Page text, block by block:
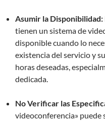
Asumir la Disponibilidad:
tienen un sistema de
disponible cuando lo
existencia del servicio y
horas deseadas,
dedicada.
No Verificar las
videoconferencia» puede